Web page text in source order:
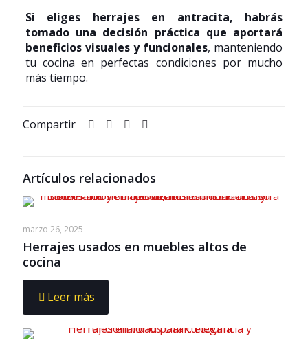
Si eliges herrajes en antracita, habrás
tomado una decisión práctica que aportará
beneficios visuales y funcionales, manteniendo
tu cocina en perfectas condiciones por mucho
más tiempo.
Compartir
Artículos relacionados
marzo 26, 2025
Herrajes usados en muebles altos de
cocina
Leer más